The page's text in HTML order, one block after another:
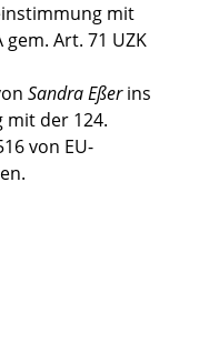
mit
gem. Art. 71 UZK
Sandra Eßerins
mit der 124.
von EU-